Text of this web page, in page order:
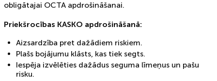
obligātajai OCTA apdrošināšanai.
Priekšrocības KASKO apdrošināšanā:
Aizsardzība pret dažādiem riskiem.
Plašs bojājumu klāsts, kas tiek segts.
Iespēja izvēlēties dažādus seguma līmeņus un pašu
risku.